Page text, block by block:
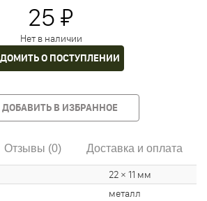
25 ₽
Нет в наличии
О ПОСТУПЛЕНИИ
ДОБАВИТЬ В ИЗБРАННОЕ
Отзывы (0) Доставка и оплата
22 × 11 мм
металл